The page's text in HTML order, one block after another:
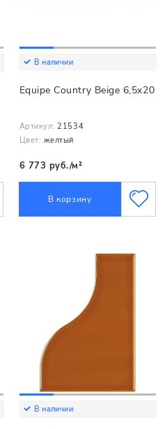
В наличии
Equipe Country Beige 6,5x20
Артикул: 21534
Цвет: желтый
6 773 руб./м²
В корзину
В наличии